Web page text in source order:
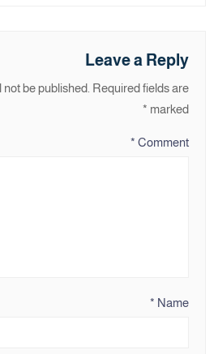
Leave a Reply
be published. Required fields are
marked
*
Comment
*
Name
*